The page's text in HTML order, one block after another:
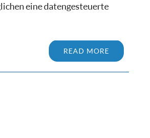
eine datengesteuerte
READ MORE